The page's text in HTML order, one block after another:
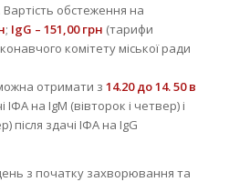
Вартість обстеження на
; IgG – 151,00 грн (тарифи
комітету міської ради
отримати з 14.20 до 14. 50 в
на IgM (вівторок і четвер) і
після здачі ІФА на IgG
день з початку захворювання та